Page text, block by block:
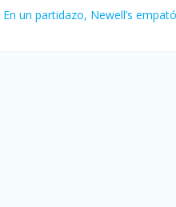
En un partidazo, Newell’s
Vacaciones de invierno con